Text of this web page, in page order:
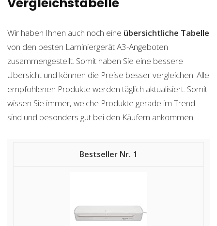
Wir haben Ihnen auch noch eine übersichtliche Tabelle
von den besten Laminiergerät A3-Angeboten
zusammengestellt. Somit haben Sie eine bessere
Übersicht und können die Preise besser vergleichen. Alle
empfohlenen Produkte werden täglich aktualisiert. Somit
wissen Sie immer, welche Produkte gerade im Trend
sind und besonders gut bei den Käufern ankommen.
1